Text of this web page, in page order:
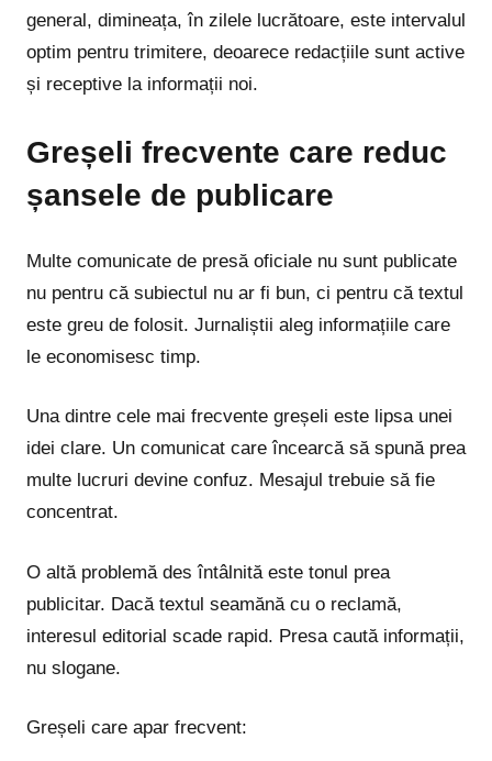
general, dimineața, în zilele lucrătoare, este intervalul
optim pentru trimitere, deoarece redacțiile sunt active
și receptive la informații noi.
Greșeli frecvente care reduc
șansele de publicare
Multe comunicate de presă oficiale nu sunt publicate
nu pentru că subiectul nu ar fi bun, ci pentru că textul
este greu de folosit. Jurnaliștii aleg informațiile care
le economisesc timp.
Una dintre cele mai frecvente greșeli este lipsa unei
idei clare. Un comunicat care încearcă să spună prea
multe lucruri devine confuz. Mesajul trebuie să fie
concentrat.
O altă problemă des întâlnită este tonul prea
publicitar. Dacă textul seamănă cu o reclamă,
interesul editorial scade rapid. Presa caută informații,
nu slogane.
Greșeli care apar frecvent: